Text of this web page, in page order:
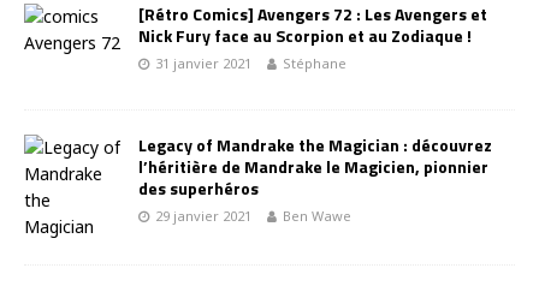
[Rétro Comics] Avengers 72 : Les Avengers et
Nick Fury face au Scorpion et au Zodiaque !
31 janvier 2021 Stéphane
Legacy of Mandrake the Magician : découvrez
l’héritière de Mandrake le Magicien, pionnier
des superhéros
29 janvier 2021 Ben Wawe